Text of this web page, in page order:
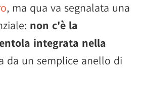
, ma qua va segnalata una
non c'è la
integrata nella
da un semplice anello di